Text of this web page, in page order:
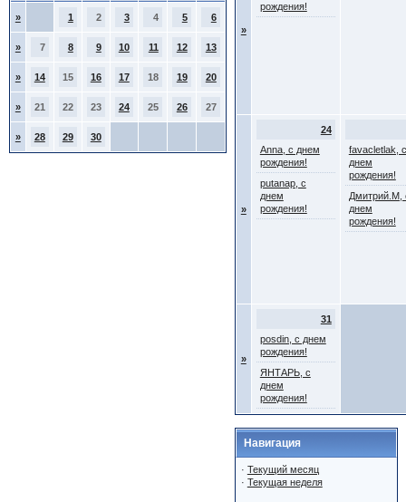
» 1 2 3 4 5 6
» 7 8 9 10 11 12 13
» 14 15 16 17 18 19 20
» 21 22 23 24 25 26 27
» 28 29 30
»
рождения!
»
24
Anna, с днем
рождения!
putanap, с
днем
рождения!
favacletlak, с
днем
рождения!
Дмитрий.М,
днем
рождения!
»
31
posdin, с днем
рождения!
ЯНТАРЬ, с
днем
рождения!
Навигация
· Текущий месяц
· Текущая неделя